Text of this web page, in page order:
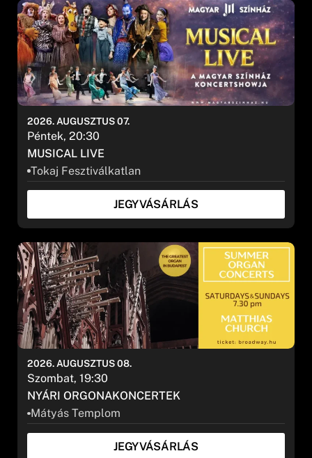
MUSICAL LIVE
Tokaj Fesztiválkatlan
2026. AUGUSZTUS 07.
Péntek, 20:30
JEGYVÁSÁRLÁS
NYÁRI ORGONAKONCERTEK
Mátyás Templom
2026. AUGUSZTUS 08.
Szombat, 19:30
JEGYVÁSÁRLÁS